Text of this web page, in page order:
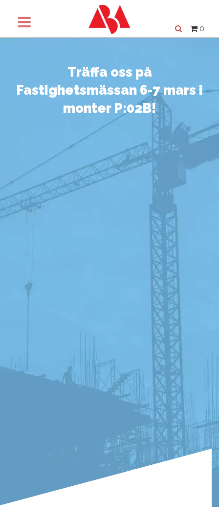
0
Träffa oss på
Fastighetsmässan 6-7 mars i
monter P:02B!